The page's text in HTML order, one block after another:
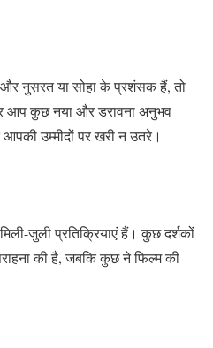
नुसरत या सोहा के प्रशंसक हैं, तो
कुछ नया और डरावना अनुभव
उम्मीदों पर खरी न उतरे।
जुली प्रतिक्रियाएं हैं। कुछ दर्शकों
की है, जबकि कुछ ने फिल्म की